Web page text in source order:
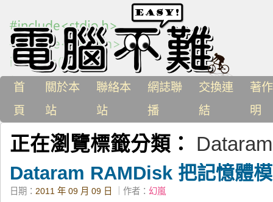
首
頁
關於本
站
聯絡本
站
網誌聯
播
交換連
結
著
明
正在瀏覽標籤分類： Dataram
Dataram RAMDisk 把記憶體
日期： 2011 年 09 月 09 日 ｜作者： 幻嵐